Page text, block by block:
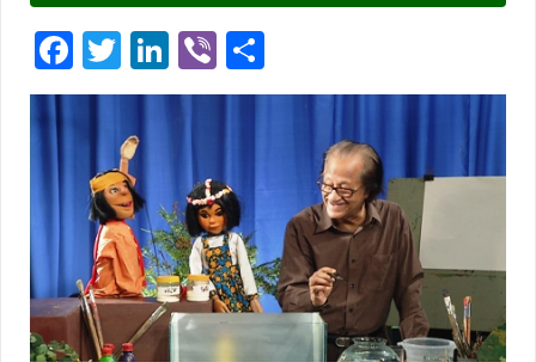
Facebook
TwitterLinkedIn
Viber